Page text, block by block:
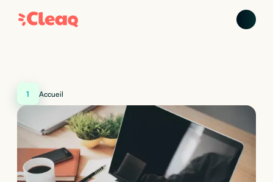
1 Accueil